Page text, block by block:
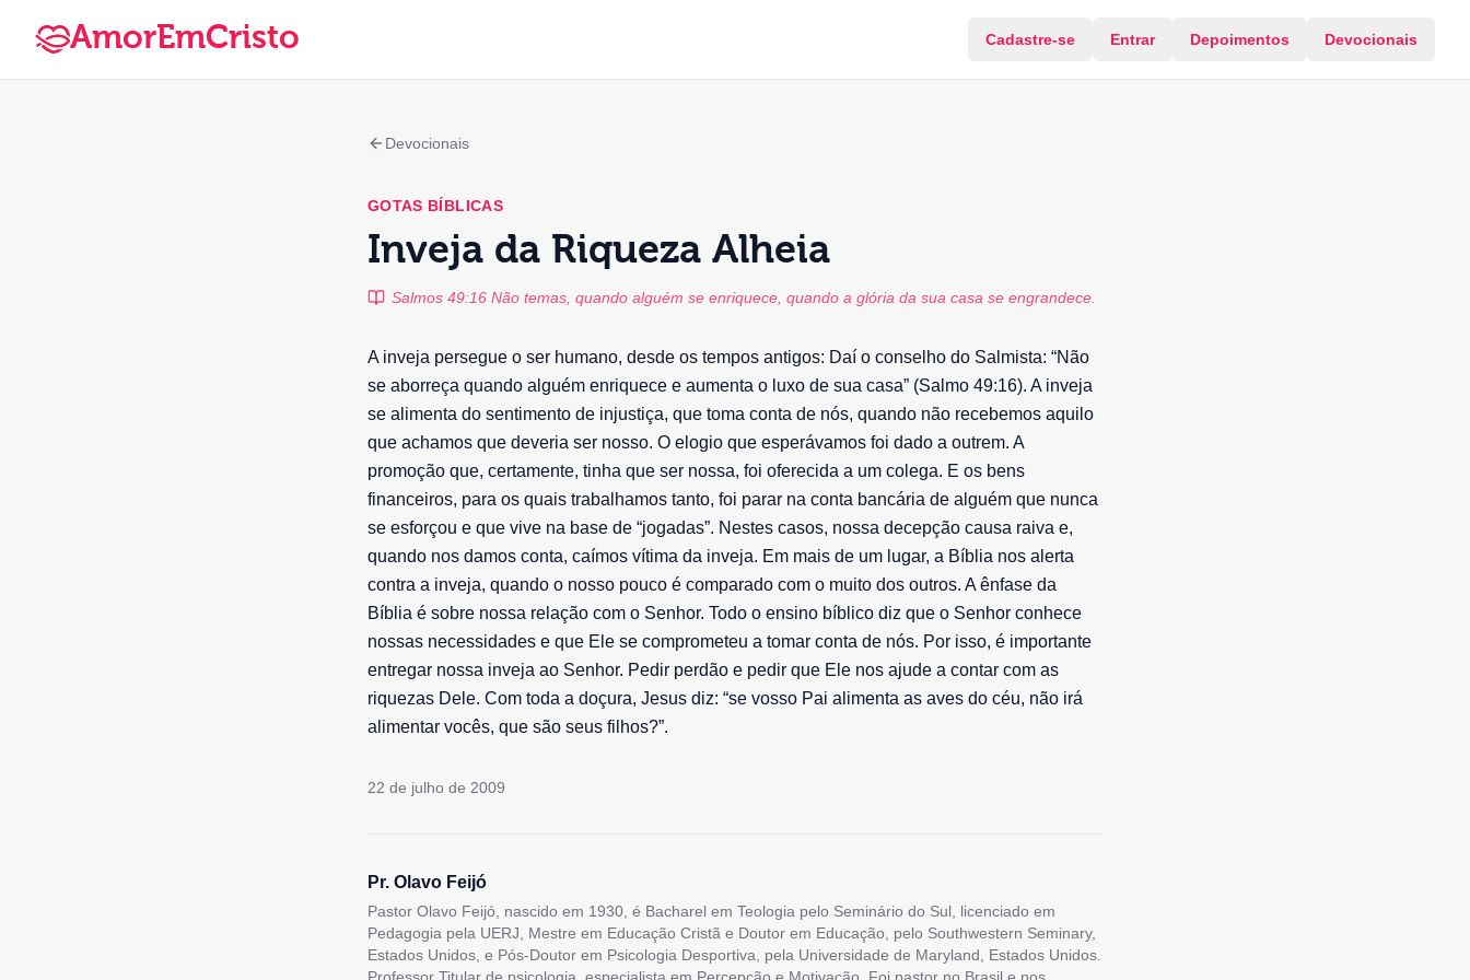
AmorEmCristo Cadastre-se Entrar Depoimentos Devocionais
Devocionais
GOTAS BÍBLICAS
Inveja da Riqueza Alheia
Salmos 49:16 Não temas, quando alguém se enriquece, quando a glória da sua casa se engrandece.
A inveja persegue o ser humano, desde os tempos antigos: Daí o conselho do Salmista: “Não
se aborreça quando alguém enriquece e aumenta o luxo de sua casa” (Salmo 49:16). A inveja
se alimenta do sentimento de injustiça, que toma conta de nós, quando não recebemos aquilo
que achamos que deveria ser nosso. O elogio que esperávamos foi dado a outrem. A
promoção que, certamente, tinha que ser nossa, foi oferecida a um colega. E os bens
financeiros, para os quais trabalhamos tanto, foi parar na conta bancária de alguém que nunca
se esforçou e que vive na base de “jogadas”. Nestes casos, nossa decepção causa raiva e,
quando nos damos conta, caímos vítima da inveja. Em mais de um lugar, a Bíblia nos alerta
contra a inveja, quando o nosso pouco é comparado com o muito dos outros. A ênfase da
Bíblia é sobre nossa relação com o Senhor. Todo o ensino bíblico diz que o Senhor conhece
nossas necessidades e que Ele se comprometeu a tomar conta de nós. Por isso, é importante
entregar nossa inveja ao Senhor. Pedir perdão e pedir que Ele nos ajude a contar com as
riquezas Dele. Com toda a doçura, Jesus diz: “se vosso Pai alimenta as aves do céu, não irá
alimentar vocês, que são seus filhos?”.
22 de julho de 2009
Pr. Olavo Feijó
Pastor Olavo Feijó, nascido em 1930, é Bacharel em Teologia pelo Seminário do Sul, licenciado em
Pedagogia pela UERJ, Mestre em Educação Cristã e Doutor em Educação, pelo Southwestern Seminary,
Estados Unidos, e Pós-Doutor em Psicologia Desportiva, pela Universidade de Maryland, Estados Unidos.